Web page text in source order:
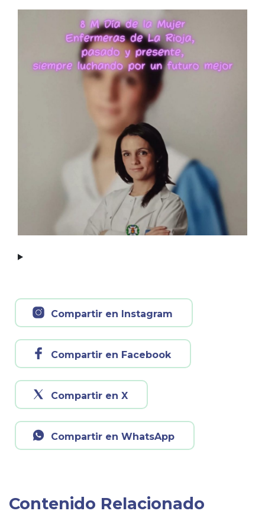
Compartir en Instagram
Compartir en Facebook
Compartir en X
Compartir en WhatsApp
Contenido Relacionado